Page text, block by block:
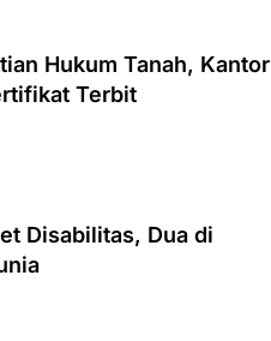
Hukum Tanah, Kantor
Terbit
Disabilitas, Dua di